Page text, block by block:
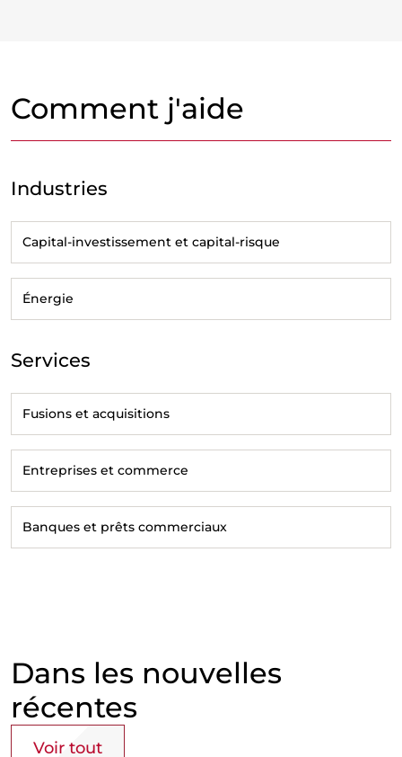
Comment j'aide
Industries
Capital-investissement et capital-risque
Énergie
Services
Fusions et acquisitions
Entreprises et commerce
Banques et prêts commerciaux
Dans les nouvelles
récentes
Voir tout